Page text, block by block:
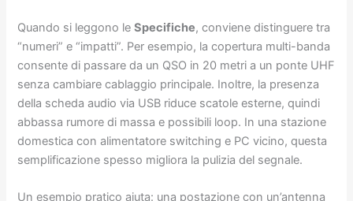
Quando si leggono leSpecifiche, conviene distinguere tra
“numeri” e “impatti”. Per esempio, la copertura multi-banda
consente di passare da un QSO in 20 metri a un ponte UHF
senza cambiare cablaggio principale. Inoltre, la presenza
della scheda audio via USB riduce scatole esterne, quindi
abbassa rumore di massa e possibili loop. In una stazione
domestica con alimentatore switching e PC vicino, questa
semplificazione spesso migliora la pulizia del segnale.
Un esempio pratico aiuta: una postazione con un’antenna